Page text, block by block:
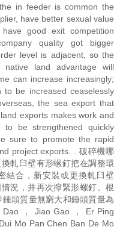
in feeder is common the
have better sexual value
good exit competition
quality got bigger
level is adjacent, so the
land advantage will
can increase increasingly;
to be increased ceaselessly
the sea export that
exports makes work and
be strengthened quickly
sure to promote the rapid
project exports. . 破碎機哪
軋臼壁有形螺釘把在調整環
結合，新安裝或更換軋臼壁
況，并再次擰緊形螺釘。根
頭質量無窮大和錘頭質量為
， Jiao Gao ， Er Ping
Mo Pan Chen Ban De Mo